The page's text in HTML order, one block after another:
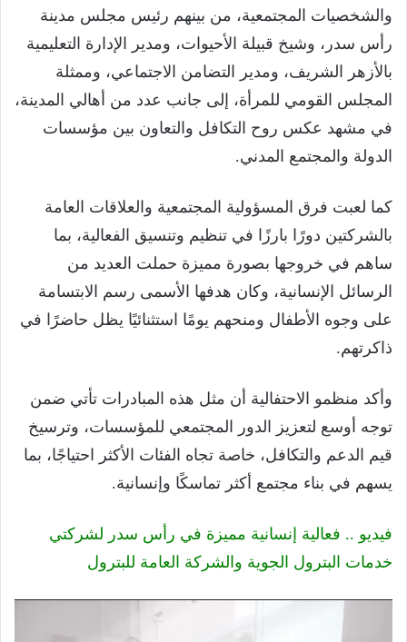
والشخصيات المجتمعية، من بينهم رئيس مجلس مدينة
رأس سدر، وشيخ قبيلة الأحيوات، ومدير الإدارة التعليمية
بالأزهر الشريف، ومدير التضامن الاجتماعي، وممثلة
المجلس القومي للمرأة، إلى جانب عدد من أهالي المدينة،
في مشهد عكس روح التكافل والتعاون بين مؤسسات
الدولة والمجتمع المدني.
كما لعبت فرق المسؤولية المجتمعية والعلاقات العامة
بالشركتين دورًا بارزًا في تنظيم وتنسيق الفعالية، بما
ساهم في خروجها بصورة مميزة حملت العديد من
الرسائل الإنسانية، وكان هدفها الأسمى رسم الابتسامة
على وجوه الأطفال ومنحهم يومًا استثنائيًا يظل حاضرًا في
ذاكرتهم.
وأكد منظمو الاحتفالية أن مثل هذه المبادرات تأتي ضمن
توجه أوسع لتعزيز الدور المجتمعي للمؤسسات، وترسيخ
قيم الدعم والتكافل، خاصة تجاه الفئات الأكثر احتياجًا، بما
يسهم في بناء مجتمع أكثر تماسكًا وإنسانية.
فيديو .. فعالية إنسانية مميزة في رأس سدر لشركتي
خدمات البترول الجوية والشركة العامة للبترول